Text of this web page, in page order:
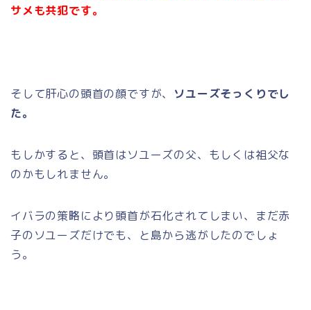
サメも共犯です。
そして肝心の頭首の顔ですが、 ソユーズそっくりでし
た。
もしかすると、頭首はソユーズの父、もしくは祖父な
のかもしれません。
イバラの策略により頭首が石化されてしまい、まだ赤
子のソユーズだけでも、と島から逃がしたのでしょ
う。